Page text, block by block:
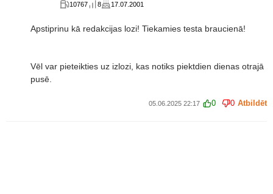
10767 8 17.07.2001
Apstiprinu kā redakcijas lozi! Tiekamies testa braucienā!
Vēl var pieteikties uz izlozi, kas notiks piektdien dienas otrajā
pusē.
05.06.2025 22:17 0 0 Atbildēt